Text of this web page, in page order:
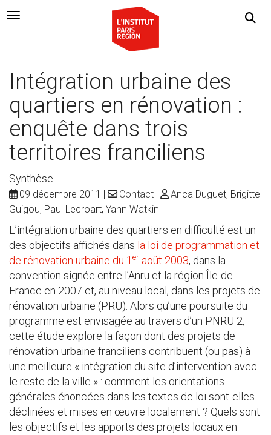
Navigation Toggle
Intégration urbaine des
quartiers en rénovation :
enquête dans trois
territoires franciliens
Synthèse
09 décembre 2011 Contact
Anca Duguet, Brigitte
Guigou, Paul Lecroart, Yann Watkin
L’intégration urbaine des quartiers en difficulté est un
des objectifs affichés dans la loi de programmation et
de rénovation urbaine du 1 er août 2003, dans la
convention signée entre l’Anru et la région Île-de-
France en 2007 et, au niveau local, dans les projets de
rénovation urbaine (PRU). Alors qu’une poursuite du
programme est envisagée au travers d’un PNRU 2,
cette étude explore la façon dont des projets de
rénovation urbaine franciliens contribuent (ou pas) à
une meilleure « intégration du site d’intervention avec
le reste de la ville » : comment les orientations
générales énoncées dans les textes de loi sont-elles
déclinées et mises en œuvre localement ? Quels sont
les objectifs et les apports des projets locaux en